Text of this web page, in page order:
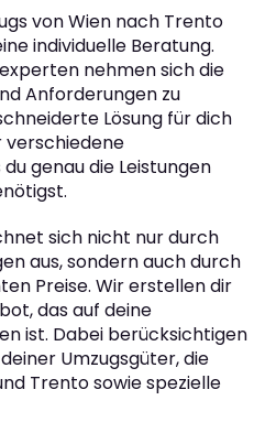
von Wien nach Trento
individuelle Beratung.
nehmen sich die
Anforderungen zu
Lösung für dich
verschiedene
genau die Leistungen
sich nicht nur durch
aus, sondern auch durch
Preise. Wir erstellen dir
das auf deine
ist. Dabei berücksichtigen
Umzugsgüter, die
Trento sowie spezielle